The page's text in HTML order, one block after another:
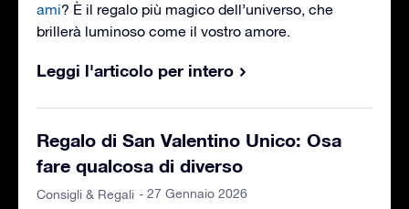
ami? È il regalo più magico dell’universo, che
brillerà luminoso come il vostro amore.
Leggi l'articolo per intero
Regalo di San Valentino Unico: Osa
fare qualcosa di diverso
Consigli & Regali - 27 Gennaio 2026